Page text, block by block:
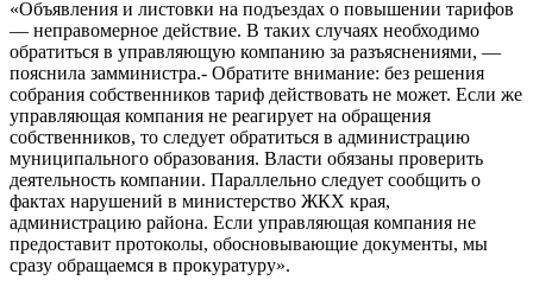
«Объявления и листовки на подъездах о повышении тарифов
— неправомерное действие. В таких случаях необходимо
обратиться в управляющую компанию за разъяснениями, —
пояснила замминистра.- Обратите внимание: без решения
собрания собственников тариф действовать не может. Если же
управляющая компания не реагирует на обращения
собственников, то следует обратиться в администрацию
муниципального образования. Власти обязаны проверить
деятельность компании. Параллельно следует сообщить о
фактах нарушений в министерство ЖКХ края,
администрацию района. Если управляющая компания не
предоставит протоколы, обосновывающие документы, мы
сразу обращаемся в прокуратуру».